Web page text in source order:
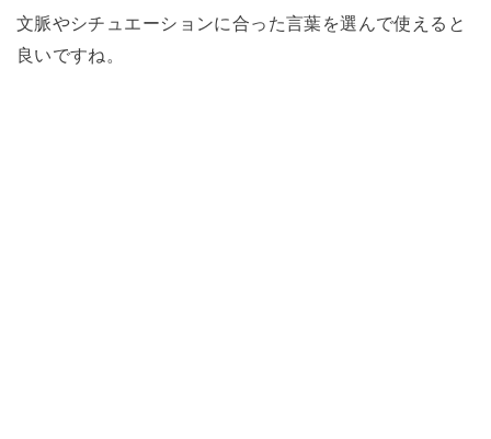
文脈やシチュエーションに合った言葉を選んで使えると
良いですね。